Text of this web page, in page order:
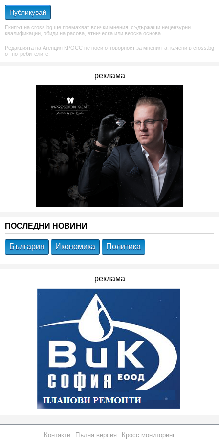
Публикувай
Екипът на cross.bg ще премахват всички мнения, съдържащи нецензурни
квалификации, обиди на расова, етническа или верска основа.
Редакцията на Агенция КРОСС не носи отговорност за мненията, качени в cross.bg
от потребителите.
реклама
ПОСЛЕДНИ НОВИНИ
България Икономика Политика
реклама
Контакти Пълна версия Кросс мониторинг